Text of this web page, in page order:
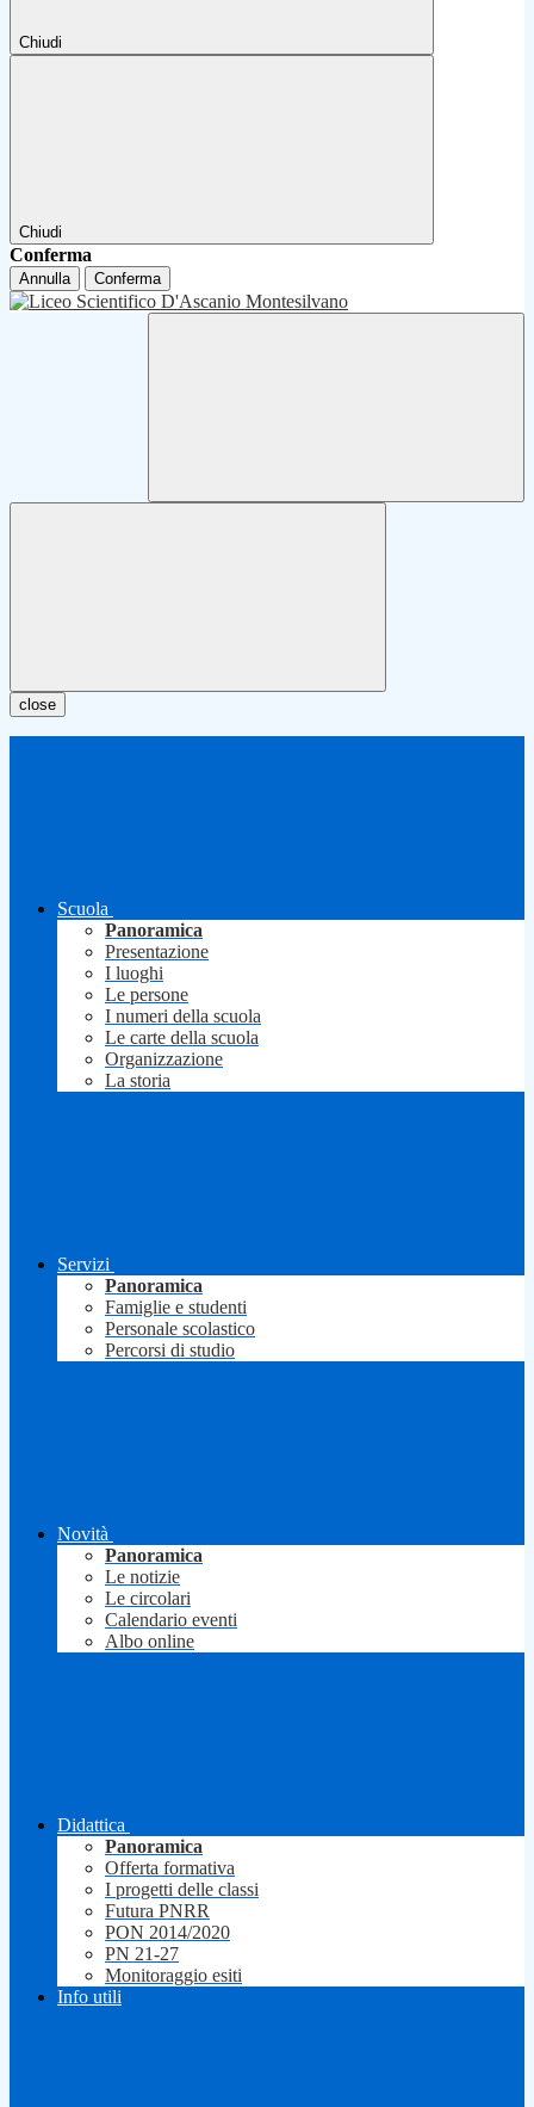
Chiudi
Chiudi
Conferma
Annulla Conferma
close
Scuola
Panoramica
Presentazione
I luoghi
Le persone
I numeri della scuola
Le carte della scuola
Organizzazione
La storia
Servizi
Panoramica
Famiglie e studenti
Personale scolastico
Percorsi di studio
Novità
Panoramica
Le notizie
Le circolari
Calendario eventi
Albo online
Didattica
Panoramica
Offerta formativa
I progetti delle classi
Futura PNRR
PON 2014/2020
PN 21-27
Monitoraggio esiti
Info utili